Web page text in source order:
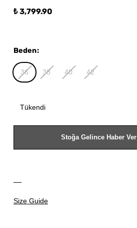
₺ 3,799.90
Size Guide
Beden:
36 38 40 42
Tükendi
Stoğa Gelince Haber Ver